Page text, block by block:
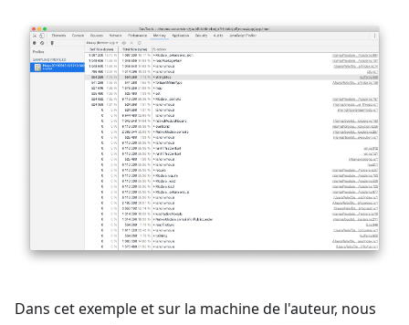
Dans cet exemple et sur la machine de l'auteur, nous